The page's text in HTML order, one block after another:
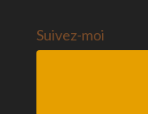
Suivez-moi